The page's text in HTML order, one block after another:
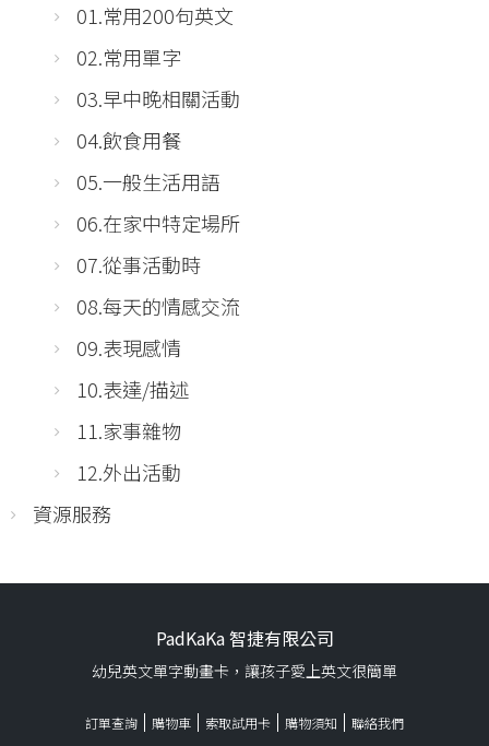
01.常用200句英文
02.常用單字
03.早中晚相關活動
04.飲食用餐
05.一般生活用語
06.在家中特定場所
07.從事活動時
08.每天的情感交流
09.表現感情
10.表達/描述
11.家事雜物
12.外出活動
資源服務
PadKaKa 智捷有限公司
幼兒英文單字動畫卡，讓孩子愛上英文很簡單
訂單查詢 購物車 索取試用卡 購物須知 聯絡我們